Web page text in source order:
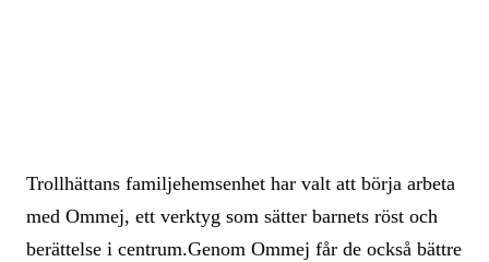
Trollhättans familjehemsenhet har valt att börja arbeta
med Ommej, ett verktyg som sätter barnets röst och
berättelse i centrum.Genom Ommej får de också bättre